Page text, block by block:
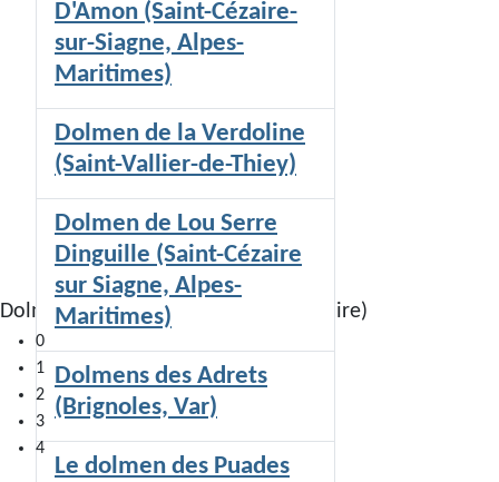
Dolmen de Colle Basse II (Saint-Cézaire)
0
1
2
3
4
D'Amon (Saint-Cézaire-
sur-Siagne, Alpes-
Maritimes)
Dolmen de la Verdoline
(Saint-Vallier-de-Thiey)
Dolmen de Lou Serre
Dinguille (Saint-Cézaire
sur Siagne, Alpes-
Maritimes)
Dolmens des Adrets
(Brignoles, Var)
Le dolmen des Puades